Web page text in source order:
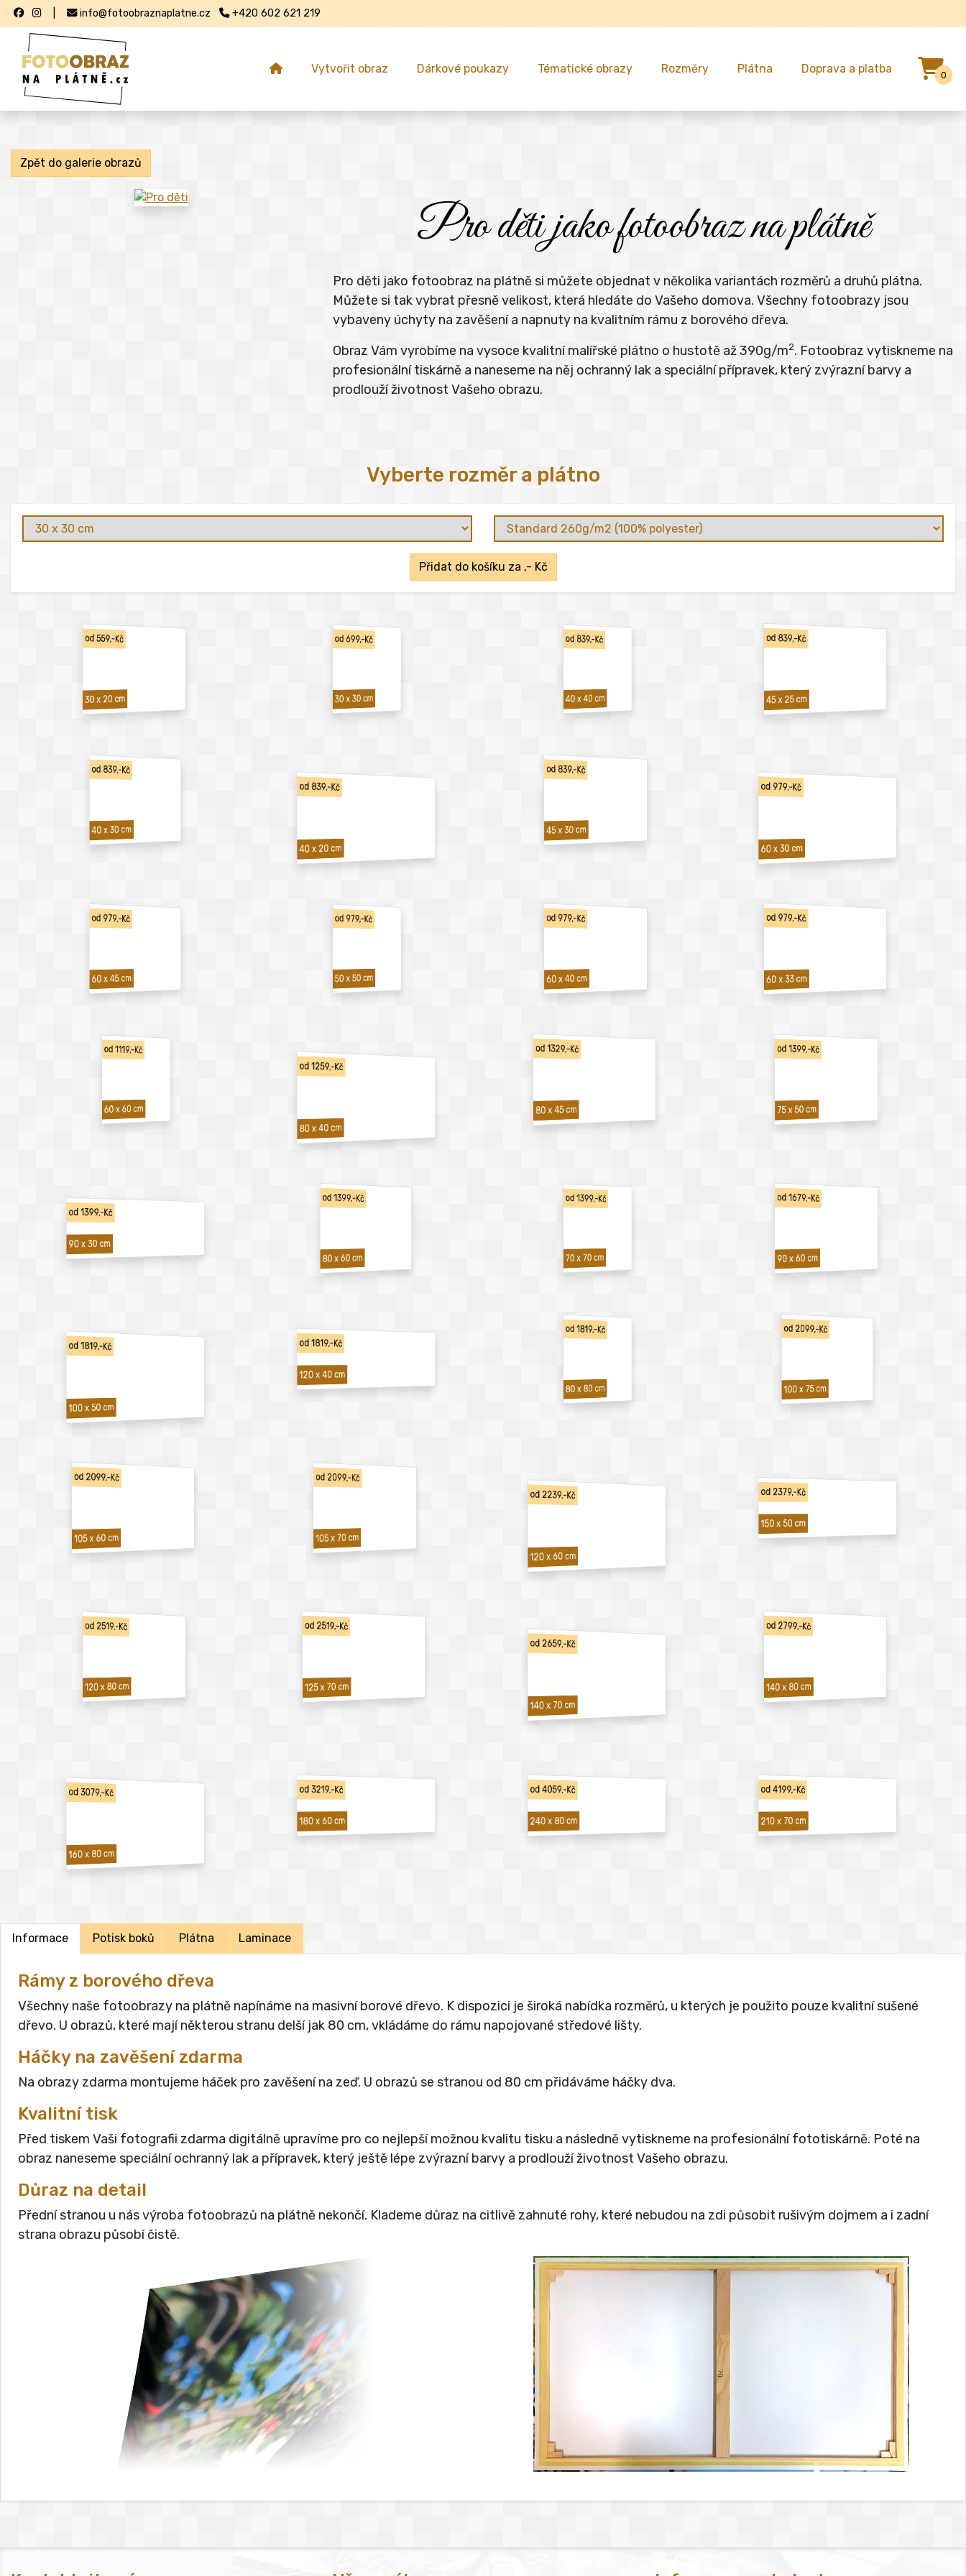
info@fotoobraznaplatne.cz +420 602 621 219
Vytvořit obraz Dárkové poukazy Tématické obrazy Rozměry Plátna Doprava a platba 0
Zpět do galerie obrazů
Pro děti jako fotoobraz na plátně
Pro děti jako fotoobraz na plátně si můžete objednat v několika variantách rozměrů a druhů plátna.
Můžete si tak vybrat přesně velikost, která hledáte do Vašeho domova. Všechny fotoobrazy jsou
vybaveny úchyty na zavěšení a napnuty na kvalitním rámu z borového dřeva.
Obraz Vám vyrobíme na vysoce kvalitní malířské plátno o hustotě až 390g/m2. Fotoobraz vytiskneme na
profesionální tiskárně a naneseme na něj ochranný lak a speciální přípravek, který zvýrazní barvy a
prodlouží životnost Vašeho obrazu.
Vyberte rozměr a plátno
Přidat do košíku za ,- Kč
od 559,-Kč
30 x 20 cm
od 699,-Kč
30 x 30 cm
od 839,-Kč
40 x 40 cm
od 839,-Kč
45 x 25 cm
od 839,-Kč
40 x 30 cm
od 839,-Kč
40 x 20 cm
od 839,-Kč
45 x 30 cm
od 979,-Kč
60 x 30 cm
od 979,-Kč
60 x 45 cm
od 979,-Kč
50 x 50 cm
od 979,-Kč
60 x 40 cm
od 979,-Kč
60 x 33 cm
od 1119,-Kč
60 x 60 cm
od 1259,-Kč
80 x 40 cm
od 1329,-Kč
80 x 45 cm
od 1399,-Kč
75 x 50 cm
od 1399,-Kč
90 x 30 cm
od 1399,-Kč
80 x 60 cm
od 1399,-Kč
70 x 70 cm
od 1679,-Kč
90 x 60 cm
od 1819,-Kč
100 x 50 cm
od 1819,-Kč
120 x 40 cm
od 1819,-Kč
80 x 80 cm
od 2099,-Kč
100 x 75 cm
od 2099,-Kč
105 x 60 cm
od 2099,-Kč
105 x 70 cm
od 2239,-Kč
120 x 60 cm
od 2379,-Kč
150 x 50 cm
od 2519,-Kč
120 x 80 cm
od 2519,-Kč
125 x 70 cm
od 2659,-Kč
140 x 70 cm
od 2799,-Kč
140 x 80 cm
od 3079,-Kč
160 x 80 cm
od 3219,-Kč
180 x 60 cm
od 4059,-Kč
240 x 80 cm
od 4199,-Kč
210 x 70 cm
Informace Potisk boků Plátna Laminace
Rámy z borového dřeva
Všechny naše fotoobrazy na plátně napínáme na masivní borové dřevo. K dispozici je široká nabídka rozměrů, u kterých je použito pouze kvalitní sušené
dřevo. U obrazů, které mají některou stranu delší jak 80 cm, vkládáme do rámu napojované středové lišty.
Háčky na zavěšení zdarma
Na obrazy zdarma montujeme háček pro zavěšení na zeď. U obrazů se stranou od 80 cm přidáváme háčky dva.
Kvalitní tisk
Před tiskem Vaši fotografii zdarma digitálně upravíme pro co nejlepší možnou kvalitu tisku a následně vytiskneme na profesionální fototiskárně. Poté na
obraz naneseme speciální ochranný lak a přípravek, který ještě lépe zvýrazní barvy a prodlouží životnost Vašeho obrazu.
Důraz na detail
Přední stranou u nás výroba fotoobrazů na plátně nekončí. Klademe důraz na citlivě zahnuté rohy, které nebudou na zdi působit rušivým dojmem a i zadní
strana obrazu působí čistě.